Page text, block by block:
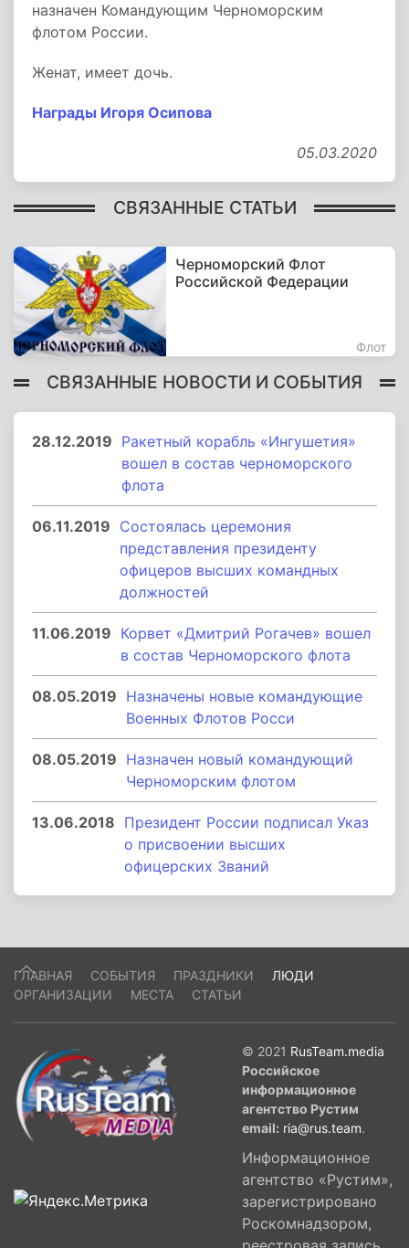
назначен Командующим Черноморским
флотом России.
Женат, имеет дочь.
Награды Игоря Осипова
05.03.2020
СВЯЗАННЫЕ СТАТЬИ
Черноморский Флот
Российской Федерации
Флот
СВЯЗАННЫЕ НОВОСТИ И СОБЫТИЯ
28.12.2019 Ракетный корабль «Ингушетия»
вошел в состав черноморского
флота
06.11.2019 Состоялась церемония
представления президенту
офицеров высших командных
должностей
11.06.2019 Корвет «Дмитрий Рогачев» вошел
в состав Черноморского флота
08.05.2019 Назначены новые командующие
Военных Флотов Росси
08.05.2019 Назначен новый командующий
Черноморским флотом
13.06.2018 Президент России подписал Указ
о присвоении высших
офицерских Званий
ГЛАВНАЯ СОБЫТИЯ ПРАЗДНИКИ
ЛЮДИ
ОРГАНИЗАЦИИ
МЕСТА СТАТЬИ
© 2021 RusTeam.media
Российское
информационное
агентство Рустим
email: ria@rus.team.
Информационное
агентство «Рустим»,
зарегистрировано
Роскомнадзором,